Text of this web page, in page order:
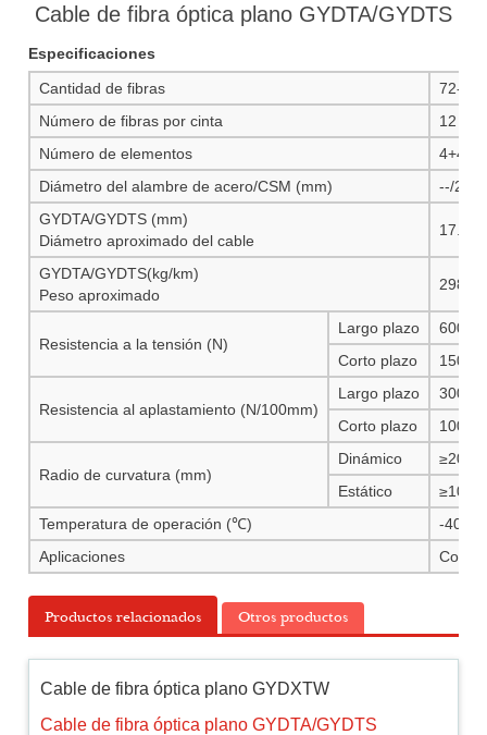
Cable de fibra óptica plano GYDTA/GYDTS
Especificaciones
Cantidad de fibras
72-
Número de fibras por cinta
12
Número de elementos
4+4
Diámetro del alambre de acero/CSM (mm)
--/2.3
GYDTA/GYDTS (mm)
Diámetro aproximado del cable
17.7/
GYDTA/GYDTS(kg/km)
Peso aproximado
298/
Resistencia a la tensión (N)
Largo plazo
600
Corto plazo
Resistencia al aplastamiento (N/100mm)
Largo plazo
300
Corto plazo
1000
Radio de curvatura (mm)
Dinámico
≥20×
Estático
≥10×
Temperatura de operación (℃)
-40 --
Aplicaciones
Productos relacionados Otros productos
Cable de fibra óptica plano GYDXTW
Cable de fibra óptica plano GYDTA/GYDTS